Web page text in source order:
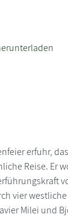
erfuhr,
Reise. Er
vier
Milei und